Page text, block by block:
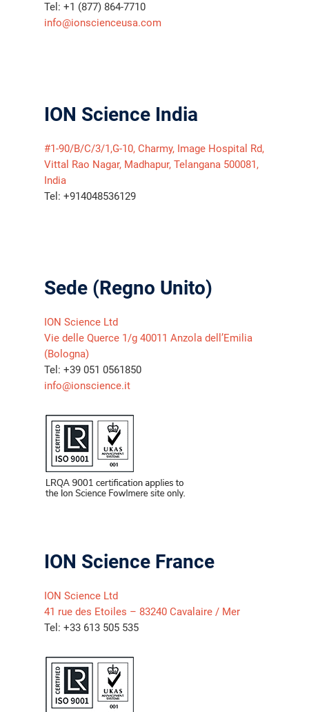
Tel: +1 (877) 864-7710
info@ionscienceusa.com
ION Science India
#1-90/B/C/3/1,G-10, Charmy, Image Hospital Rd,
Vittal Rao Nagar, Madhapur, Telangana 500081,
India
Tel: +914048536129
Sede (Regno Unito)
ION Science Ltd
Vie delle Querce 1/g 40011 Anzola dell’Emilia
(Bologna)
Tel: +39 051 0561850
info@ionscience.it
ION Science France
ION Science Ltd
41 rue des Etoiles – 83240 Cavalaire / Mer
Tel: +33 613 505 535